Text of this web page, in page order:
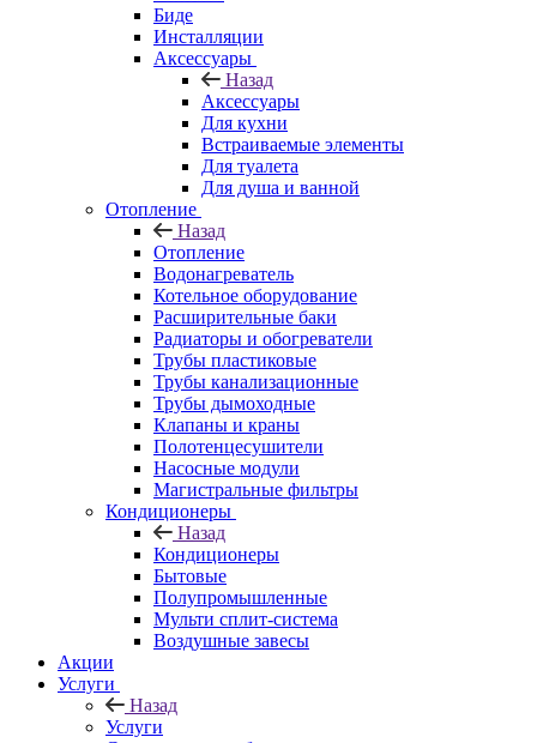
Биде
Инсталляции
Аксессуары
Назад
Аксессуары
Для кухни
Встраиваемые элементы
Для туалета
Для душа и ванной
Отопление
Назад
Отопление
Водонагреватель
Котельное оборудование
Расширительные баки
Радиаторы и обогреватели
Трубы пластиковые
Трубы канализационные
Трубы дымоходные
Клапаны и краны
Полотенцесушители
Насосные модули
Магистральные фильтры
Кондиционеры
Назад
Кондиционеры
Бытовые
Полупромышленные
Мульти сплит-система
Воздушные завесы
Акции
Услуги
Назад
Услуги